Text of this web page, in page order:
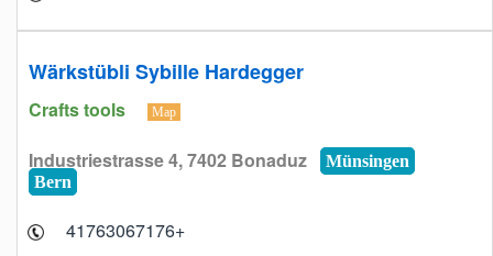
Wärkstübli Sybille Hardegger
Crafts tools Map
Industriestrasse 4, 7402 Bonaduz
Münsingen
Bern
+41763067176